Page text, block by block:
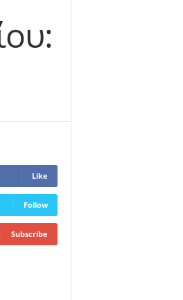
Like
Follow
Subscribe